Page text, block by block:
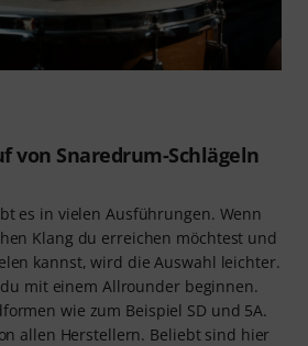
von Snaredrum-Schlägeln
es in vielen Ausführungen. Wenn
Klang du erreichen möchtest und
kannst, wird die Auswahl leichter.
mit einem Allrounder beginnen.
wie zum Beispiel SD und 5A.
allen Herstellern. Beliebt sind hier